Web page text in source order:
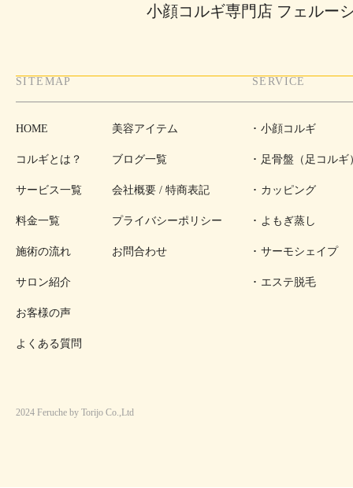
小顔コルギ専門店 フェルー
SITEMAP
HOME
コルギとは？
サービス一覧
料金一覧
施術の流れ
サロン紹介
お客様の声
よくある質問
美容アイテム
ブログ一覧
会社概要 / 特商表記
プライバシーポリシー
お問合わせ
SERVICE
小顔コルギ
足骨盤（足コルギ
カッピング
よもぎ蒸し
サーモシェイプ
エステ脱毛
2024 Feruche by Torijo Co.,Ltd